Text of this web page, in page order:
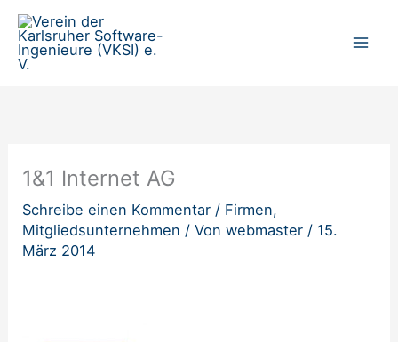
Zum
Inhalt
springen
1&1 Internet AG
Schreibe einen Kommentar / Firmen,
Mitgliedsunternehmen / Vonwebmaster / 15.
März 2014